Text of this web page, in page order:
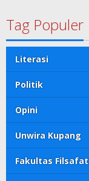
Tag Populer
Literasi
Politik
Opini
Unwira Kupang
Fakultas Filsafat